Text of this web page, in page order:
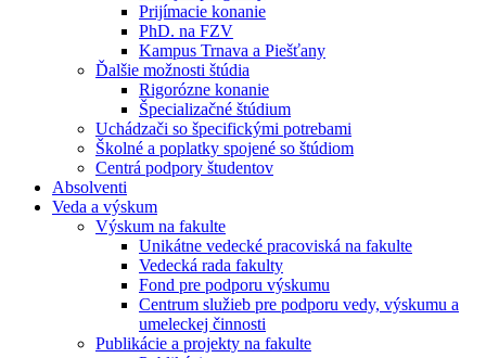
Prijímacie konanie
PhD. na FZV
Kampus Trnava a Piešťany
Ďalšie možnosti štúdia
Rigorózne konanie
Špecializačné štúdium
Uchádzači so špecifickými potrebami
Školné a poplatky spojené so štúdiom
Centrá podpory študentov
Absolventi
Veda a výskum
Výskum na fakulte
Unikátne vedecké pracoviská na fakulte
Vedecká rada fakulty
Fond pre podporu výskumu
Centrum služieb pre podporu vedy, výskumu a
umeleckej činnosti
Publikácie a projekty na fakulte